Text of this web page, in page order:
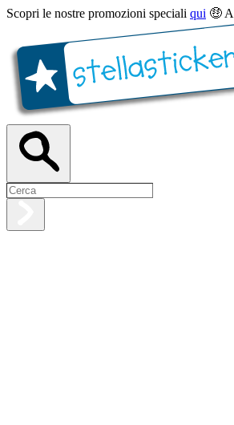
Scopri le nostre promozioni speciali qui 🤑